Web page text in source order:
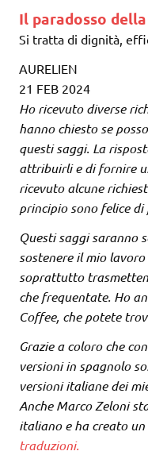
Il paradosso
Si tratta di dignità,
AURELIEN
21 FEB 2024
Ho ricevuto diverse
hanno chiesto se
questi saggi. La
attribuirli e di fornire
ricevuto alcune
principio sono felice di
Questi saggi saranno
sostenere il mio
soprattutto
che frequentate. Ho
Coffee, che potete
Grazie a coloro che
versioni in spagnolo
versioni italiane dei
Anche Marco Zeloni
italiano e ha creato
traduzioni.